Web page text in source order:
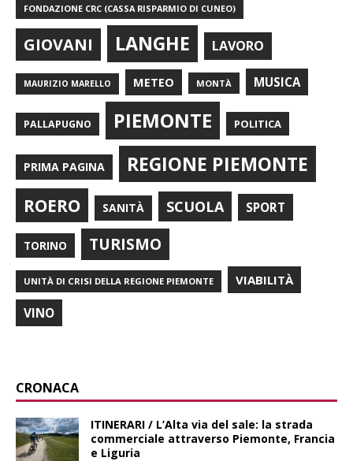
FONDAZIONE CRC (CASSA RISPARMIO DI CUNEO)
GIOVANI LANGHE LAVORO
MAURIZIO MARELLO METEO MONTÀ MUSICA
PALLAPUGNO PIEMONTE POLITICA
PRIMA PAGINA REGIONE PIEMONTE
ROERO SANITÀ SCUOLA SPORT
TORINO TURISMO
UNITÀ DI CRISI DELLA REGIONE PIEMONTE VIABILITÀ
VINO
CRONACA
ITINERARI / L’Alta via del sale: la strada
commerciale attraverso Piemonte, Francia
e Liguria